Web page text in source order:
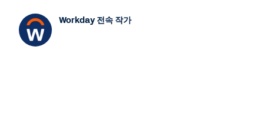
Workday 전속 작가